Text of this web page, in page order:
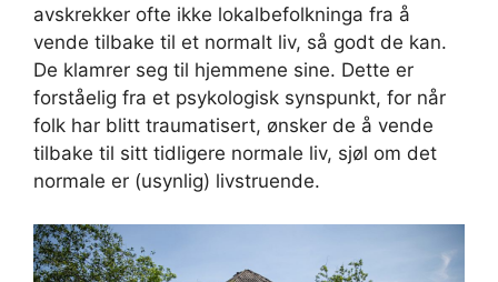
avskrekker ofte ikke lokalbefolkninga fra å
vende tilbake til et normalt liv, så godt de kan.
De klamrer seg til hjemmene sine. Dette er
forståelig fra et psykologisk synspunkt, for når
folk har blitt traumatisert, ønsker de å vende
tilbake til sitt tidligere normale liv, sjøl om det
normale er (usynlig) livstruende.